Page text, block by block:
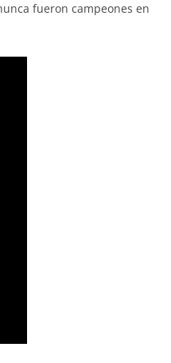
fueron campeones en